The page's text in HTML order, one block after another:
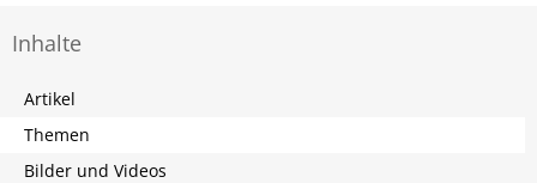
Inhalte
Artikel
Themen
Bilder und Videos